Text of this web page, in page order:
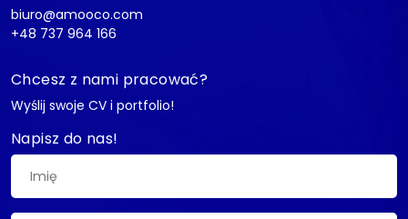
biuro@amooco.com
+48 737 964 166
Chcesz z nami pracować?
Wyślij swoje CV i portfolio!
Napisz do nas!